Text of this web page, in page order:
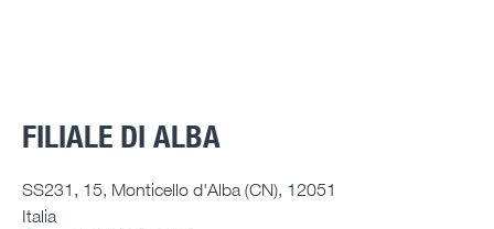
FILIALE DI ALBA
SS231, 15, Monticello d'Alba (CN), 12051
Italia